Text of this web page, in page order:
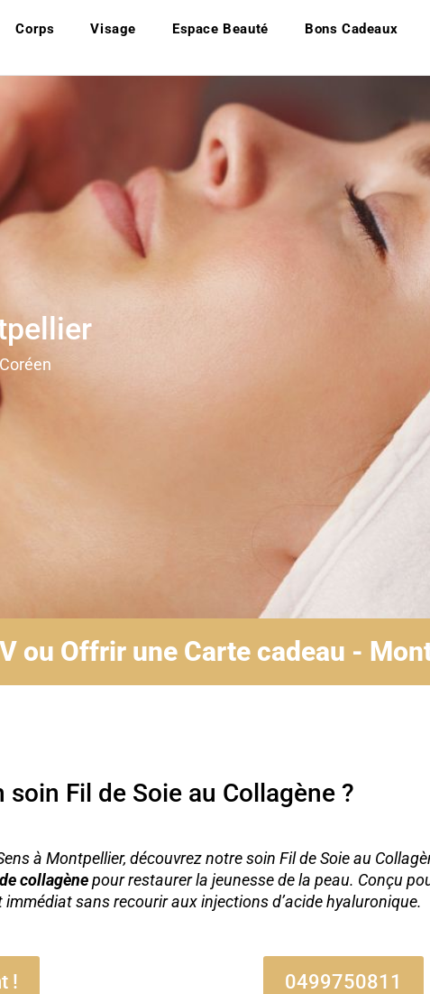
Corps Visage Espace Beauté Bons Cadeaux
ou Offrir une Carte cadeau -
soin Fil de Soie au Collagène ?
à Montpellier, découvrez notre soin Fil de Soie au
collagènepour restaurer la jeunesse de la peau. Conçu
sans recourir aux injections d’acide hyaluronique.
! 0499750811